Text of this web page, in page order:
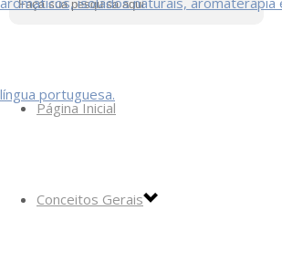
Página Inicial
Conceitos Gerais